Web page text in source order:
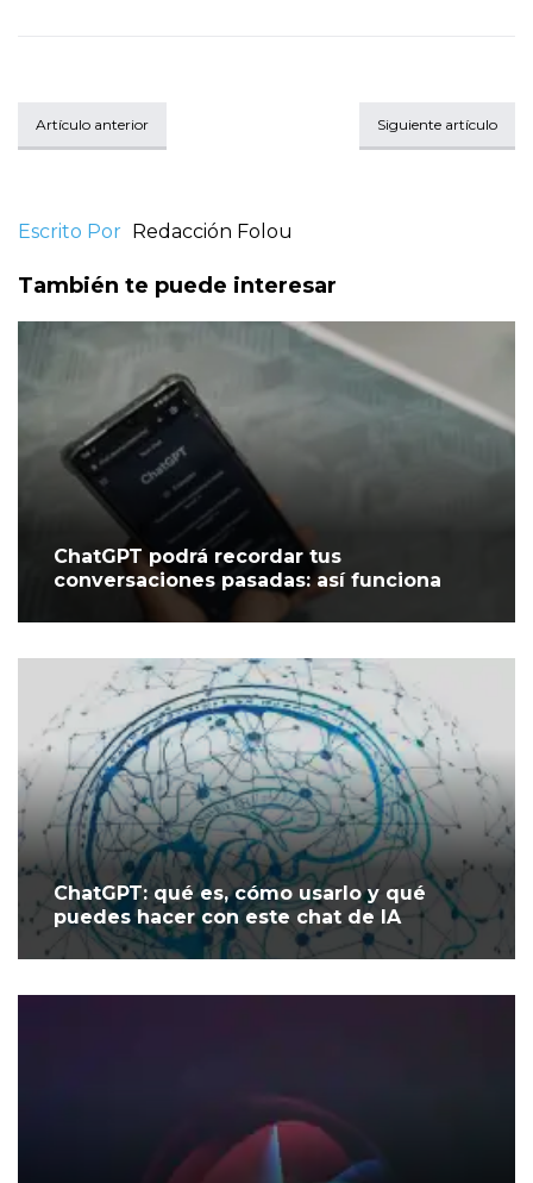
Artículo anterior Siguiente artículo
Escrito Por Redacción Folou
También te puede interesar
ChatGPT podrá recordar tus
conversaciones pasadas: así funciona
ChatGPT: qué es, cómo usarlo y qué
puedes hacer con este chat de IA